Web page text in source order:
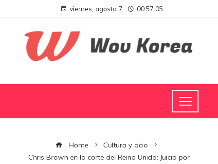
viernes, agosto 7 00:57:05
Home
Cultura y ocio
Chris Brown en la corte del Reino Unido: Juicio por